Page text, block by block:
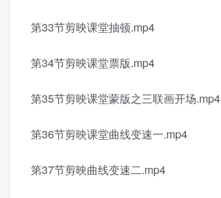
第33节剪映课堂抽顿.mp4
第34节剪映课堂票版.mp4
第35节剪映课堂蒙版之三联画开场.mp4
第36节剪映课堂曲线变速一.mp4
第37节剪映曲线变速二.mp4